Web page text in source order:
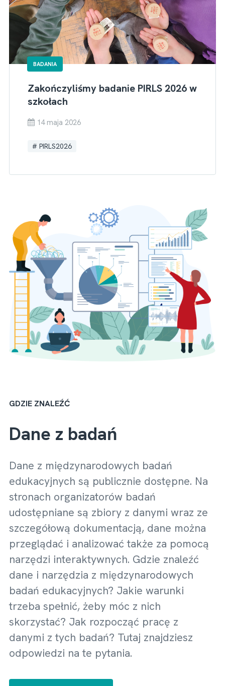
BADANIA
Zakończyliśmy badanie PIRLS 2026 w
szkołach
14 maja 2026
PIRLS2026
GDZIE ZNALEŹĆ
Dane z badań
Dane z międzynarodowych badań
edukacyjnych są publicznie dostępne. Na
stronach organizatorów badań
udostępniane są zbiory z danymi wraz ze
szczegółową dokumentacją, dane można
przeglądać i analizować także za pomocą
narzędzi interaktywnych. Gdzie znaleźć
dane i narzędzia z międzynarodowych
badań edukacyjnych? Jakie warunki
trzeba spełnić, żeby móc z nich
skorzystać? Jak rozpocząć pracę z
danymi z tych badań? Tutaj znajdziesz
odpowiedzi na te pytania.